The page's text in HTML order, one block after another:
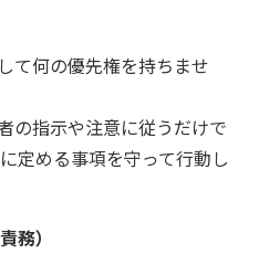
て何の優先権を持ちませ
の指示や注意に従うだけで
定める事項を守って行動し
務）